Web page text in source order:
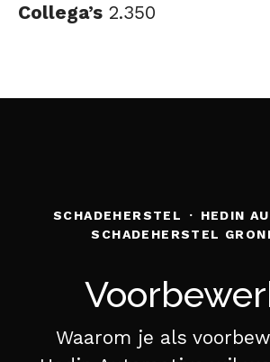
Collega’s 2.350
SCHADEHERSTEL ·
HEDIN
SCHADEHERSTEL
Waarom je als